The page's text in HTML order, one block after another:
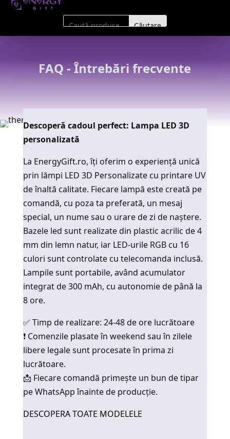
FAQ - Întrebări frecvente
Descoperă cadoul perfect: Lampa LED 3D
personalizată
La EnergyGift.ro, îți oferim o experiență unică
prin lămpi LED 3D Personalizate cu printare UV
de înaltă calitate. Fiecare lampă este creată pe
comandă, cu poza ta preferată, un mesaj
special, un nume sau o urare de zi de naștere.
Bazele led sunt realizate din plastic acrilic de 4
mm din lemn natur, iar LED-urile RGB cu 16
culori sunt controlate cu telecomanda inclusă.
Lampile sunt portabile, având acumulator
integrat de 300 mAh, cu autonomie de până la
8 ore.
✅ Timp de realizare: 24-48 de ore lucrătoare
❗ Comenzile plasate în weekend sau în zilele
libere legale sunt procesate în prima zi
lucrătoare.
📩 Fiecare comandă primește un bun de tipar
pe WhatsApp înainte de producție.
DESCOPERA TOATE MODELELE